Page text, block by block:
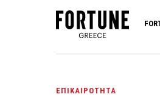
ΕΠΙΚΑΙΡΟΤΗΤΑ